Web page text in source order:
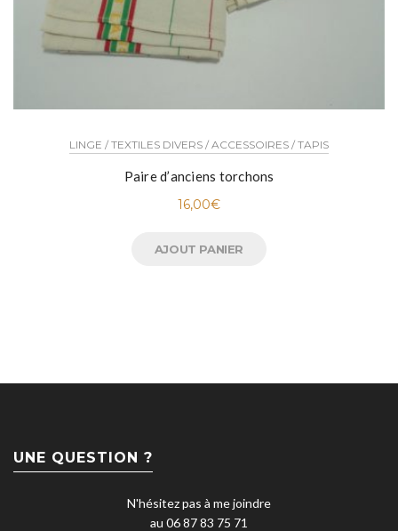
LINGE / TEXTILES DIVERS / ACCESSOIRES / TAPIS
Paire d’anciens torchons
16,00€
AJOUT PANIER
UNE QUESTION ?
N'hésitez pas à me joindre
au 06 87 83 75 71